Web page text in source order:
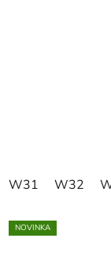
W31 W32
NOVINKA